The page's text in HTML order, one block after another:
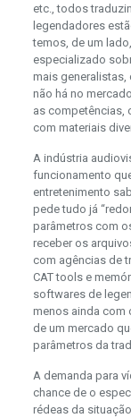
etc., todos
legendadores
temos, de um
especializado
mais
não há no
as competências,
com materiais
A indústria
funcionamento
entretenimento
pede tudo já
parâmetros com
receber os
com agências de
CAT tools e
softwares de
menos ainda com
de um mercado
parâmetros da
A demanda para
chance de o
rédeas da